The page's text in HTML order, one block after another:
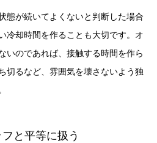
態が続いてよくないと判断した場合
冷却時間を作ることも大切です。オ
いのであれば、接触する時間を作ら
切るなど、雰囲気を壊さないよう独
と平等に扱う